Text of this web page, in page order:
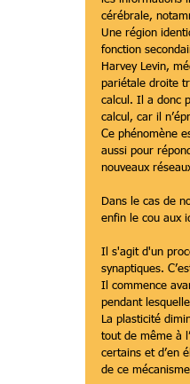
cérébrale,
Une région
fonction
Harvey Levin,
pariétale droite
calcul. Il a donc
calcul, car il
Ce phénomène
aussi pour
nouveaux
Dans le cas de
enfin le cou aux
Il s'agit d'un
synaptiques.
Il commence
pendant
La plasticité
tout de même à
certains et d’en
de ce